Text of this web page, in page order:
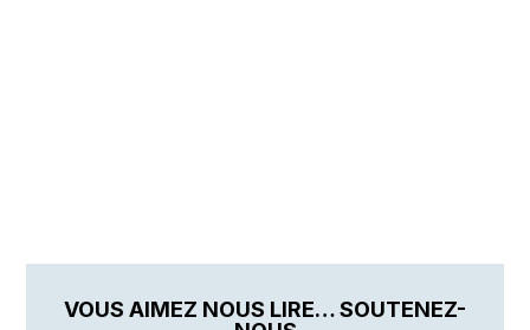
VOUS AIMEZ NOUS LIRE… SOUTENEZ-